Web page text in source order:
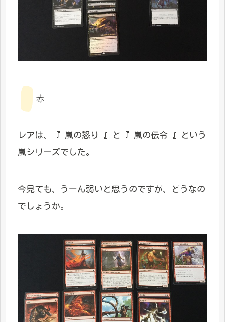
赤
レアは、『 嵐の怒り 』と『 嵐の伝令 』という
嵐シリーズでした。
今見ても、うーん弱いと思うのですが、どうなの
でしょうか。